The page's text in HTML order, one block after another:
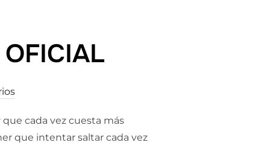
cada vez cuesta más
que intentar saltar cada vez